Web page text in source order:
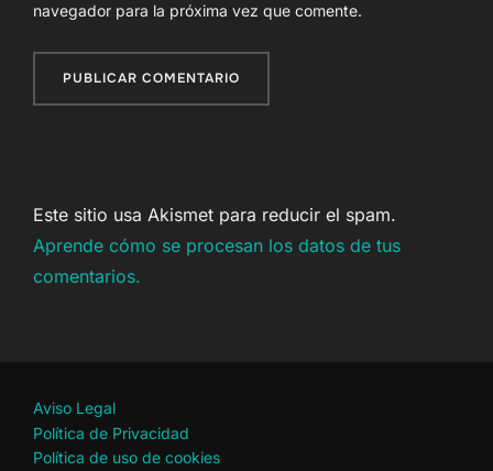
navegador para la próxima vez que comente.
Este sitio usa Akismet para reducir el spam.
Aprende cómo se procesan los datos de tus
comentarios.
Aviso Legal
Política de Privacidad
Política de uso de cookies